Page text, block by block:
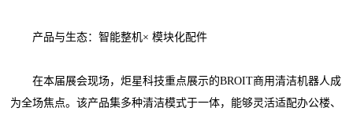
产品与生态：智能整机× 模块化配件
在本届展会现场，炬星科技重点展示的BROIT商用清洁机器人成
为全场焦点。该产品集多种清洁模式于一体，能够灵活适配办公楼、